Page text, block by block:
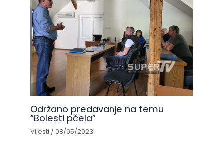
Održano predavanje na temu
“Bolesti pčela”
Vijesti /08/05/2023